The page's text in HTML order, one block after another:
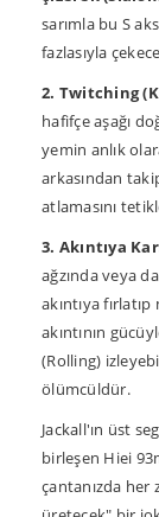
sarımla bu S
fazlasıyla
2. Twitching
hafifçe aşağı
yemin anlık
arkasından
atlamasını
3. Akıntıya
ağzında veya
akıntıya
akıntının
(Rolling)
ölümcüldür.
Jackall'ın üst
birleşen Hiei
çantanızda her